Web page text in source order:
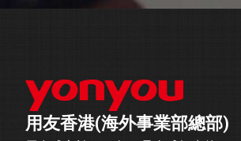
用友香港(海外事業部總部)